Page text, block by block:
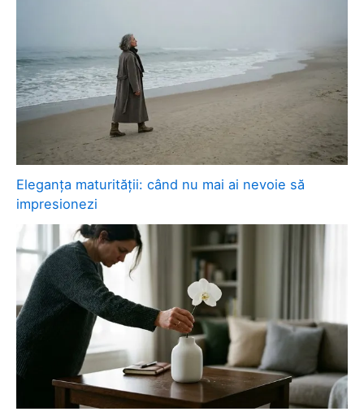
Eleganța maturității: când nu mai ai nevoie să
impresionezi